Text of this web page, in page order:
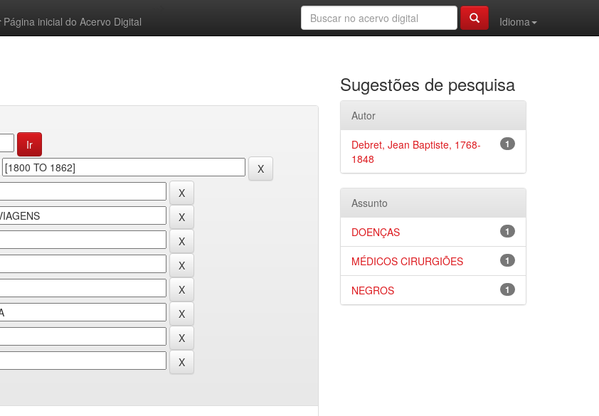
Página inicial do Acervo Digital
Idioma
Sugestões de pesquisa
Autor
1
Debret, Jean Baptiste, 1768-
1848
Assunto
1
DOENÇAS
1
MÉDICOS CIRURGIÕES
1
NEGROS